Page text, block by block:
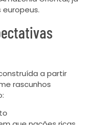
a partir
rascunhos